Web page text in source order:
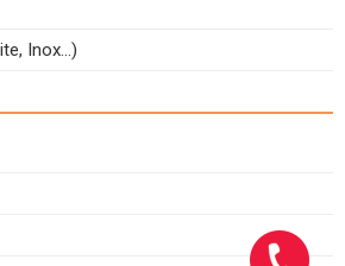
Inox...)